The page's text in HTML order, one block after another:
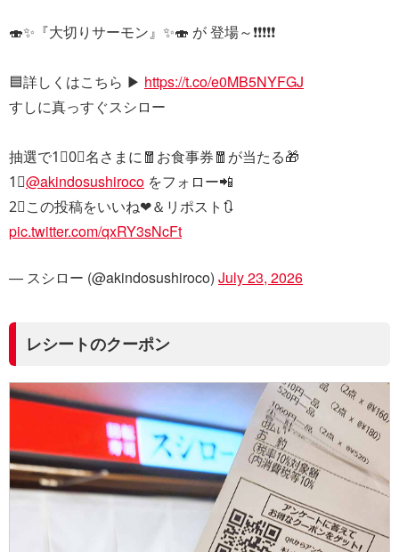
🍣✨『大切りサーモン』✨🍣 が 登場～❗❗❗❗❗
🟦詳しくはこちら ▶ https://t.co/e0MB5NYFGJ
すしに真っすぐスシロー
抽選で1⃣0⃣名さまに🧧お食事券🧧が当たる🎁
1⃣@akindosushiroco をフォロー📲
2⃣この投稿をいいね❤＆リポスト🔃
pic.twitter.com/qxRY3sNcFt
— スシロー (@akindosushiroco) July 23, 2026
レシートのクーポン